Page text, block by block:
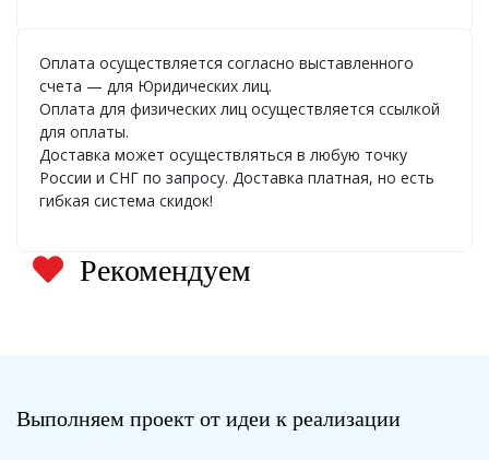
Оплата осуществляется согласно выставленного
счета — для Юридических лиц.
Оплата для физических лиц осуществляется ссылкой
для оплаты.
Доставка может осуществляться в любую точку
России и СНГ по запросу. Доставка платная, но есть
гибкая система скидок!
Рекомендуем
Выполняем проект от идеи к реализации